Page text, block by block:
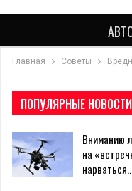
Главная Советы
ПОПУЛЯРНЫЕ
Вниманию
на